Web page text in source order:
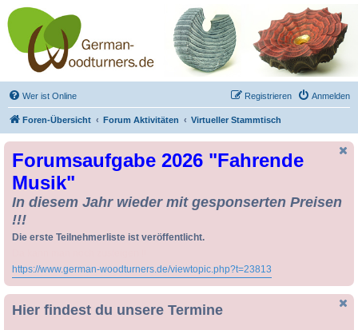
Drechseln und
Kunsthandwerk -
German-Woodturners
*Forum Sauerland*
Der Treffpunkt für Drechsler und Freunde des Kunsthandwerks
Wer ist Online Anmelden
Registrieren
Foren-Übersicht Forum Aktivitäten Virtueller Stammtisch
Forumsaufgabe 2026 "Fahrende
Musik"
In diesem Jahr wieder mit gesponserten Preisen
!!!
Die erste Teilnehmerliste ist veröffentlicht.
https://www.german-woodturners.de/viewtopic.php?t=23813
Hier findest du unsere Termine